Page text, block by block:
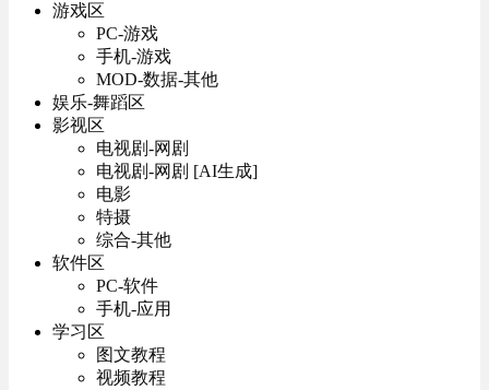
游戏区
PC-游戏
手机-游戏
MOD-数据-其他
娱乐-舞蹈区
影视区
电视剧-网剧
电视剧-网剧 [AI生成]
电影
特摄
综合-其他
软件区
PC-软件
手机-应用
学习区
图文教程
视频教程